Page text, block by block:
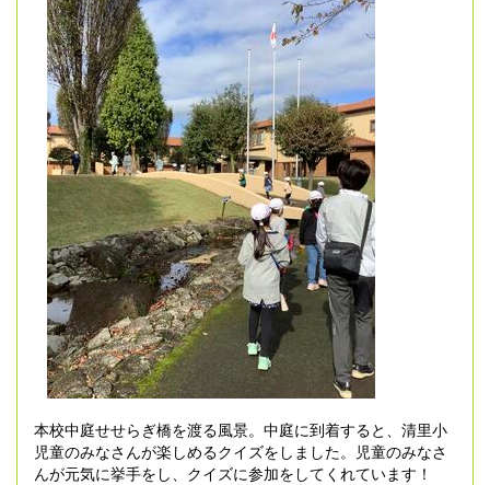
本校中庭せせらぎ橋を渡る風景。中庭に到着すると、清里小
児童のみなさんが楽しめるクイズをしました。児童のみなさ
んが元気に挙手をし、クイズに参加をしてくれています！